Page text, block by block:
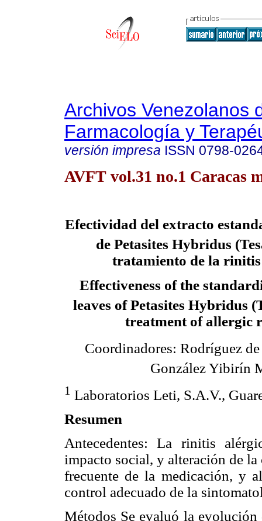
Archivos Venezolanos
Farmacología y
versión impresa ISSN 0798-
AVFT vol.31 no.1 Caracas
Efectividad del extracto
de Petasites Hybridus
tratamiento de la
Effectiveness of the
leaves of Petasites Hybridus
treatment of allergic
Coordinadores: Rodríguez
González Yibirín
1 Laboratorios Leti, S.A.V.,
Resumen
Antecedentes: La rinitis
impacto social, y alteración de
frecuente de la medicación, y
control adecuado de la
Métodos Se evaluó la